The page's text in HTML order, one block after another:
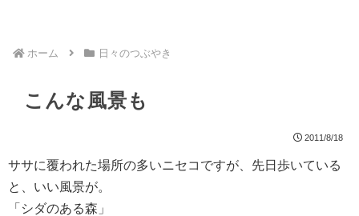
ホーム 日々のつぶやき
こんな風景も
2011/8/18
ササに覆われた場所の多いニセコですが、先日歩いている
と、いい風景が。
「シダのある森」